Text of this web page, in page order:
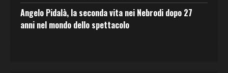
Angelo Pidalà, la seconda vita nei Nebrodi dopo 27
anni nel mondo dello spettacolo